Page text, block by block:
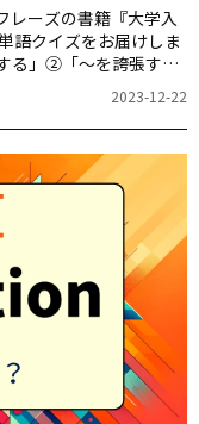
レーズの書籍『大学入
語クイズをお届けしま
る」②「～を誇張す
2023-12-22